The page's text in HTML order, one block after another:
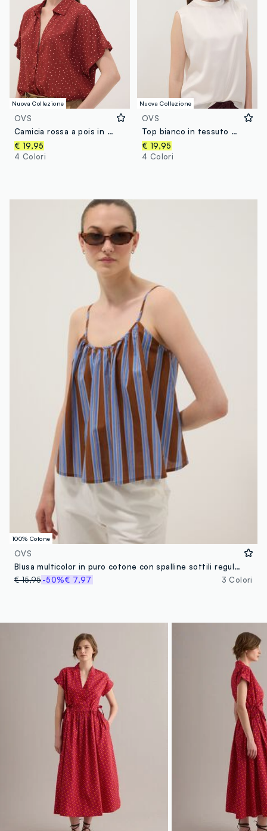
Nuova Collezione
OVS
Camicia rossa a pois in pura viscosa a maniche corte over fit
€ 19,95
4 Colori
Nuova Collezione
OVS
Top bianco in tessuto elasticizzato con collo alto
€ 19,95
4 Colori
100% Cotone
OVS
Blusa multicolor in puro cotone con spalline sottili regular fit
€ 15,95-50%€ 7,97 3 Colori